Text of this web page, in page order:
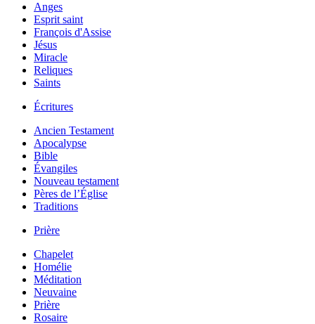
Anges
Esprit saint
François d'Assise
Jésus
Miracle
Reliques
Saints
Écritures
Ancien Testament
Apocalypse
Bible
Évangiles
Nouveau testament
Pères de l’Église
Traditions
Prière
Chapelet
Homélie
Méditation
Neuvaine
Prière
Rosaire